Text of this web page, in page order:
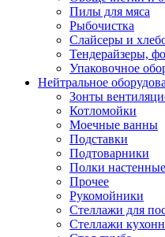
Пилы для мяса
Рыбочистка
Слайсеры и
Тендерайзеры,
Упаковочное
Нейтральное
Зонты
Котломойки
Моечные ванны
Подставки
Подтоварники
Полки
Прочее
Рукомойники
Стеллажи для
Стеллажи